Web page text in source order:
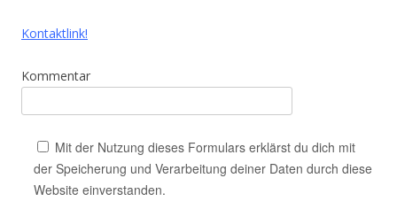
Kontaktlink!
Kommentar
Mit der Nutzung dieses Formulars erklärst du dich mit
der Speicherung und Verarbeitung deiner Daten durch diese
Website einverstanden.